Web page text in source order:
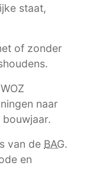
staat,
of zonder
naar
van de BAG.
en